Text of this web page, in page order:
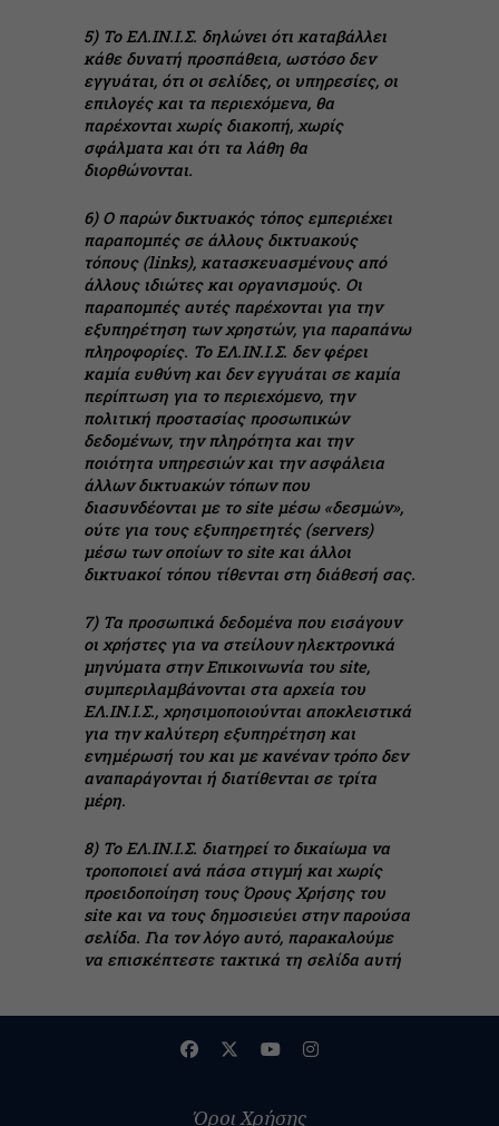
5) Το ΕΛ.ΙΝ.Ι.Σ. δηλώνει ότι καταβάλλει
κάθε δυνατή προσπάθεια, ωστόσο δεν
εγγυάται, ότι οι σελίδες, οι υπηρεσίες, οι
επιλογές και τα περιεχόμενα, θα
παρέχονται χωρίς διακοπή, χωρίς
σφάλματα και ότι τα λάθη θα
διορθώνονται.
6) Ο παρών δικτυακός τόπος εμπεριέχει
παραπομπές σε άλλους δικτυακούς
τόπους (links), κατασκευασμένους από
άλλους ιδιώτες και οργανισμούς. Οι
παραπομπές αυτές παρέχονται για την
εξυπηρέτηση των χρηστών, για παραπάνω
πληροφορίες. Το ΕΛ.ΙΝ.Ι.Σ. δεν φέρει
καμία ευθύνη και δεν εγγυάται σε καμία
περίπτωση για το περιεχόμενο, την
πολιτική προστασίας προσωπικών
δεδομένων, την πληρότητα και την
ποιότητα υπηρεσιών και την ασφάλεια
άλλων δικτυακών τόπων που
διασυνδέονται με το site μέσω «δεσμών»,
ούτε για τους εξυπηρετητές (servers)
μέσω των οποίων το site και άλλοι
δικτυακοί τόπου τίθενται στη διάθεσή σας.
7) Τα προσωπικά δεδομένα που εισάγουν
οι χρήστες για να στείλουν ηλεκτρονικά
μηνύματα στην Επικοινωνία του site,
συμπεριλαμβάνονται στα αρχεία του
ΕΛ.ΙΝ.Ι.Σ., χρησιμοποιούνται αποκλειστικά
για την καλύτερη εξυπηρέτηση και
ενημέρωσή του και με κανέναν τρόπο δεν
αναπαράγονται ή διατίθενται σε τρίτα
μέρη.
8) Το ΕΛ.ΙΝ.Ι.Σ. διατηρεί το δικαίωμα να
τροποποιεί ανά πάσα στιγμή και χωρίς
προειδοποίηση τους Όρους Χρήσης του
site και να τους δημοσιεύει στην παρούσα
σελίδα. Για τον λόγο αυτό, παρακαλούμε
να επισκέπτεστε τακτικά τη σελίδα αυτή
Όροι Χρήσης